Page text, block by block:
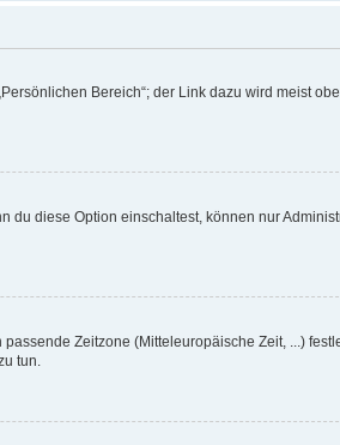
Bereich“; der Link dazu wird meist
du diese Option einschaltest, können nur
Zeitzone (Mitteleuropäische Zeit, ...)
tun.